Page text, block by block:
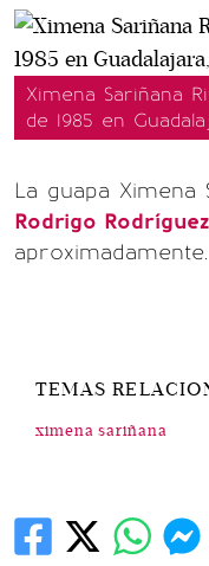
Ximena Sariñana
de 1985 en
La guapa Ximena
Rodrigo Rodríguez
aproximadamente.
TEMAS
ximena sariñana